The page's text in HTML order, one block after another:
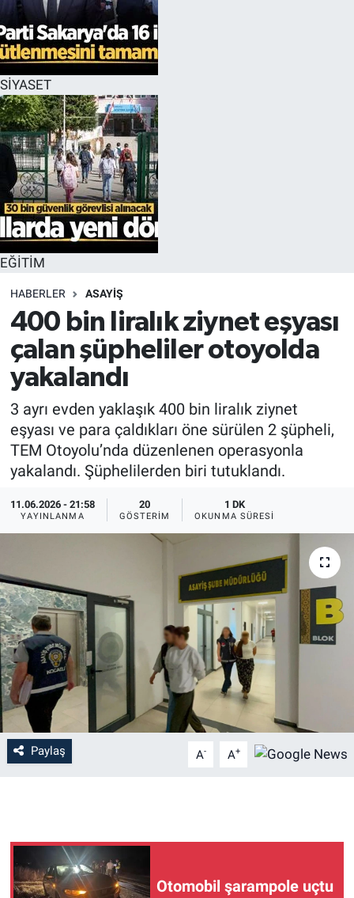
SİYASET
EĞİTİM
HABERLER ASAYİŞ
400 bin liralık ziynet eşyası
çalan şüpheliler otoyolda
yakalandı
3 ayrı evden yaklaşık 400 bin liralık ziynet
eşyası ve para çaldıkları öne sürülen 2 şüpheli,
TEM Otoyolu’nda düzenlenen operasyonla
yakalandı. Şüphelilerden biri tutuklandı.
11.06.2026 - 21:58
YAYINLANMA
20
GÖSTERIM
1 DK
OKUNMA SÜRESI
Paylaş A- A+
Otomobil şarampole uçtu
EĞİTİM
ÖZEL HABER
HALK54 PANORAMA